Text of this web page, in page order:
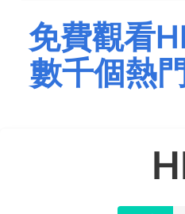
免費觀看
數千個熱